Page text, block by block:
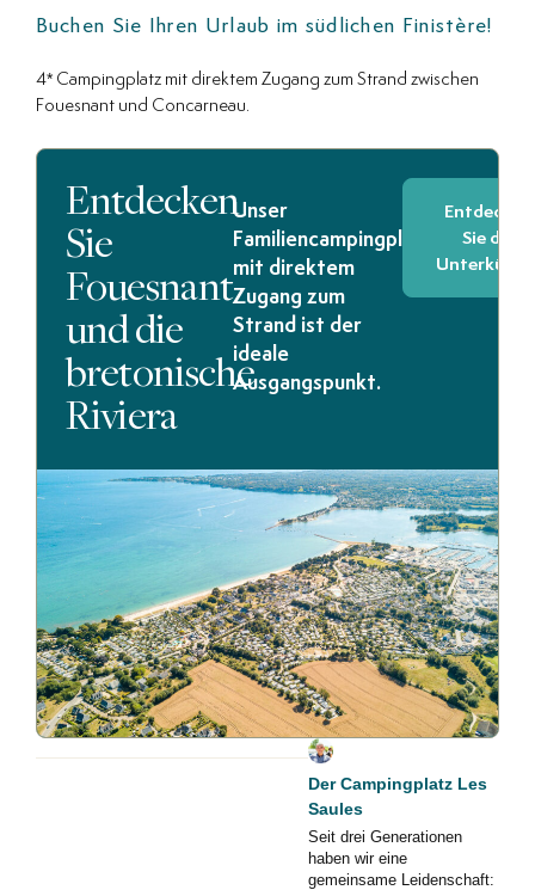
Buchen Sie Ihren Urlaub im südlichen Finistère!
4* Campingplatz mit direktem Zugang zum Strand zwischen
Fouesnant und Concarneau.
Entdecken
Sie
Fouesnant
und die
bretonische
Riviera
Unser
Familiencampingplatz
mit direktem
Zugang zum
Strand ist der
ideale
Ausgangspunkt.
Entdecken
Sie die
Der Campingplatz Les
Saules
Seit drei Generationen
haben wir eine
gemeinsame Leidenschaft: